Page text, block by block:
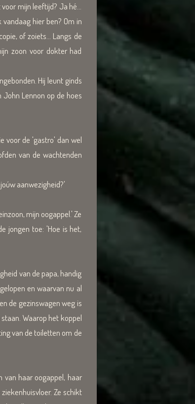
mijn leeftijd? Ja hé...
hier ben? Om in
of zoiets... Langs de
zoon voor dokter had
Hij leunt ginds
Lennon op de hoes
voor de 'gastro' dan wel
van de wachtenden
aanwezigheid?'
mijn oogappel.' Ze
jongen toe: 'Hoe is het,
van de papa, handig
en waarvan nu al
de gezinswagen weg is
Waarop het koppel
van de toiletten om de
haar oogappel, haar
Ze schikt